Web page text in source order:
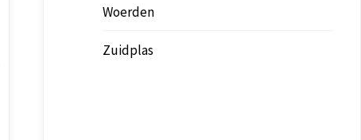
Woerden
Zuidplas